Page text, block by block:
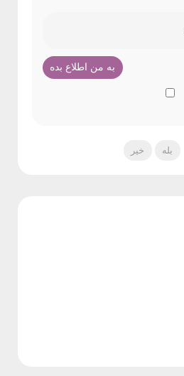
بله خیر